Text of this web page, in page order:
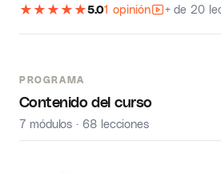
★ ★ ★ ★ ★5.01 opinión + de 20
PROGRAMA
Contenido del curso
7 módulos · 68 lecciones